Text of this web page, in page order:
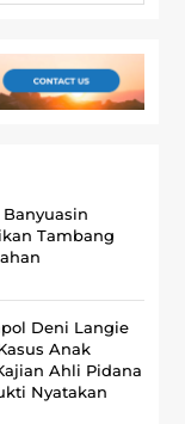
Banyuasin
Tambang
Deni Langie
Anak
Ahli Pidana
Nyatakan